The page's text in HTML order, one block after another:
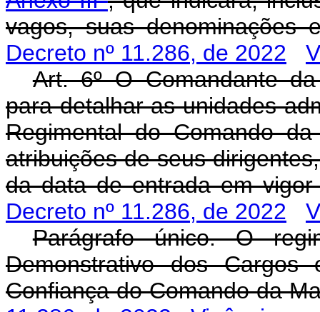
vagos, suas denominações
Decreto nº 11.286, de 2022
Art. 6º O Comandante
para detalhar as unidades
Regimental do Comando
atribuições de seus
da data de entrada em
Decreto nº 11.286, de 2022
Parágrafo único. O
Demonstrativo dos
Confiança do Comando da